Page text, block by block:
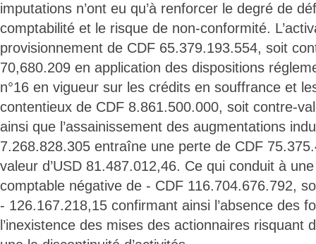
imputations n’ont eu qu’à renforcer le degré de
comptabilité et le risque de non-conformité.
provisionnement de CDF 65.379.193.554, soit
70,680.209 en application des dispositions
n°16 en vigueur sur les crédits en souffrance et
contentieux de CDF 8.861.500.000, soit contre-
ainsi que l’assainissement des augmentations
7.268.828.305 entraîne une perte de CDF
valeur d’USD 81.487.012,46. Ce qui conduit à
comptable négative de - CDF 116.704.676.792,
- 126.167.218,15 confirmant ainsi l’absence des
l’inexistence des mises des actionnaires risquant